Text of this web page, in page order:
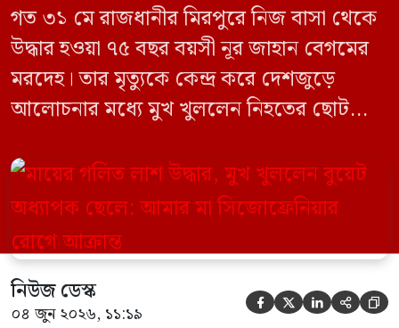
গত ৩১ মে রাজধানীর মিরপুরে নিজ বাসা থেকে
উদ্ধার হওয়া ৭৫ বছর বয়সী নূর জাহান বেগমের
মরদেহ। তার মৃত্যুকে কেন্দ্র করে দেশজুড়ে
আলোচনার মধ্যে মুখ খুললেন নিহতের ছোট
(বুয়েট) অধ্যাপক একেএম আশিকুর রহমান।
তিনি পরিবারের বিরুদ্ধে ছড়ানো বিভিন্ন তথ্যকে
মিথ্যা বলে দাবি করেছেন। বুধবার (৩ জুন)
গণমাধ্যমে দেওয়া বক্তব্যে তিনি এই […]
নিউজ ডেস্ক
০৪ জুন ২০২৬, ১১:১৯     